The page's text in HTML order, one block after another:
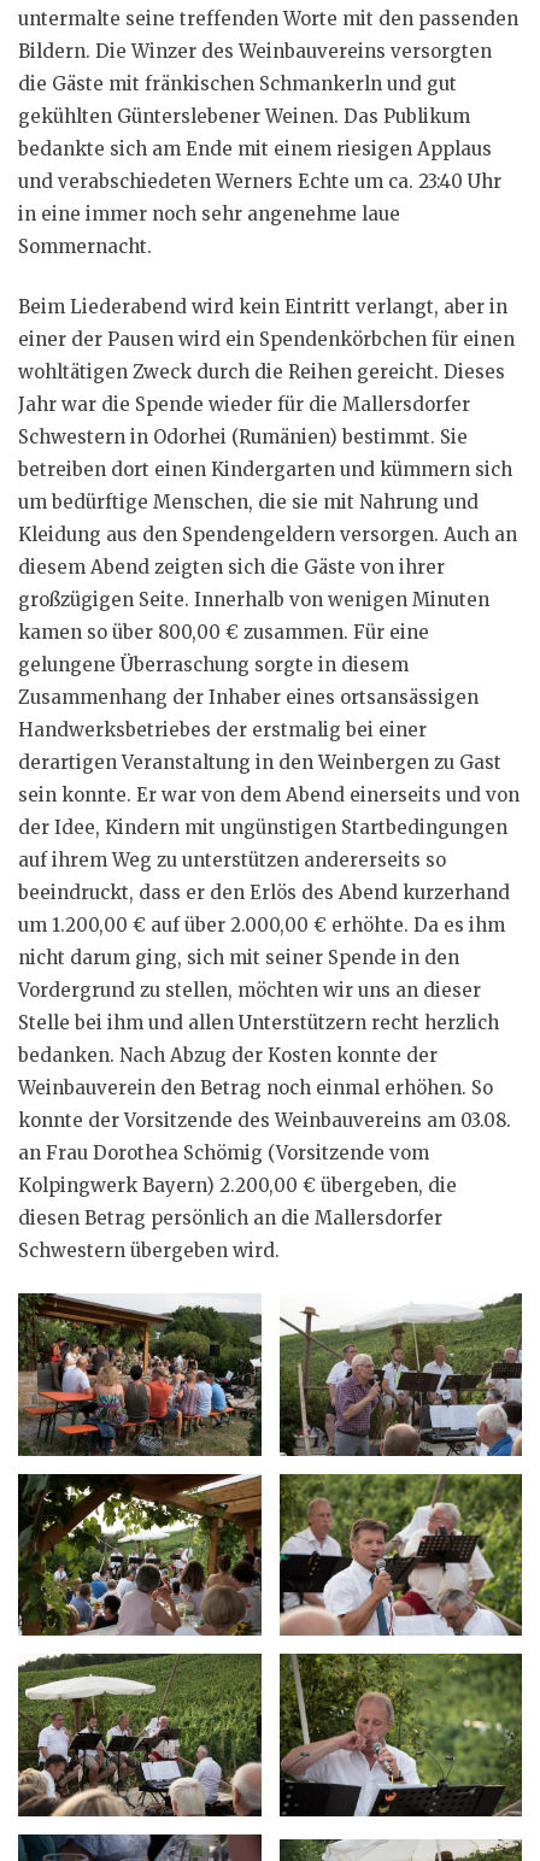
untermalte seine treffenden Worte mit den passenden
Bildern. Die Winzer des Weinbauvereins versorgten
die Gäste mit fränkischen Schmankerln und gut
gekühlten Günterslebener Weinen. Das Publikum
bedankte sich am Ende mit einem riesigen Applaus
und verabschiedeten Werners Echte um ca. 23:40 Uhr
in eine immer noch sehr angenehme laue
Sommernacht.
Beim Liederabend wird kein Eintritt verlangt, aber in
einer der Pausen wird ein Spendenkörbchen für einen
wohltätigen Zweck durch die Reihen gereicht. Dieses
Jahr war die Spende wieder für die Mallersdorfer
Schwestern in Odorhei (Rumänien) bestimmt. Sie
betreiben dort einen Kindergarten und kümmern sich
um bedürftige Menschen, die sie mit Nahrung und
Kleidung aus den Spendengeldern versorgen. Auch an
diesem Abend zeigten sich die Gäste von ihrer
großzügigen Seite. Innerhalb von wenigen Minuten
kamen so über 800,00 € zusammen. Für eine
gelungene Überraschung sorgte in diesem
Zusammenhang der Inhaber eines ortsansässigen
Handwerksbetriebes der erstmalig bei einer
derartigen Veranstaltung in den Weinbergen zu Gast
sein konnte. Er war von dem Abend einerseits und von
der Idee, Kindern mit ungünstigen Startbedingungen
auf ihrem Weg zu unterstützen andererseits so
beeindruckt, dass er den Erlös des Abend kurzerhand
um 1.200,00 € auf über 2.000,00 € erhöhte. Da es ihm
nicht darum ging, sich mit seiner Spende in den
Vordergrund zu stellen, möchten wir uns an dieser
Stelle bei ihm und allen Unterstützern recht herzlich
bedanken. Nach Abzug der Kosten konnte der
Weinbauverein den Betrag noch einmal erhöhen. So
konnte der Vorsitzende des Weinbauvereins am 03.08.
an Frau Dorothea Schömig (Vorsitzende vom
Kolpingwerk Bayern) 2.200,00 € übergeben, die
diesen Betrag persönlich an die Mallersdorfer
Schwestern übergeben wird.